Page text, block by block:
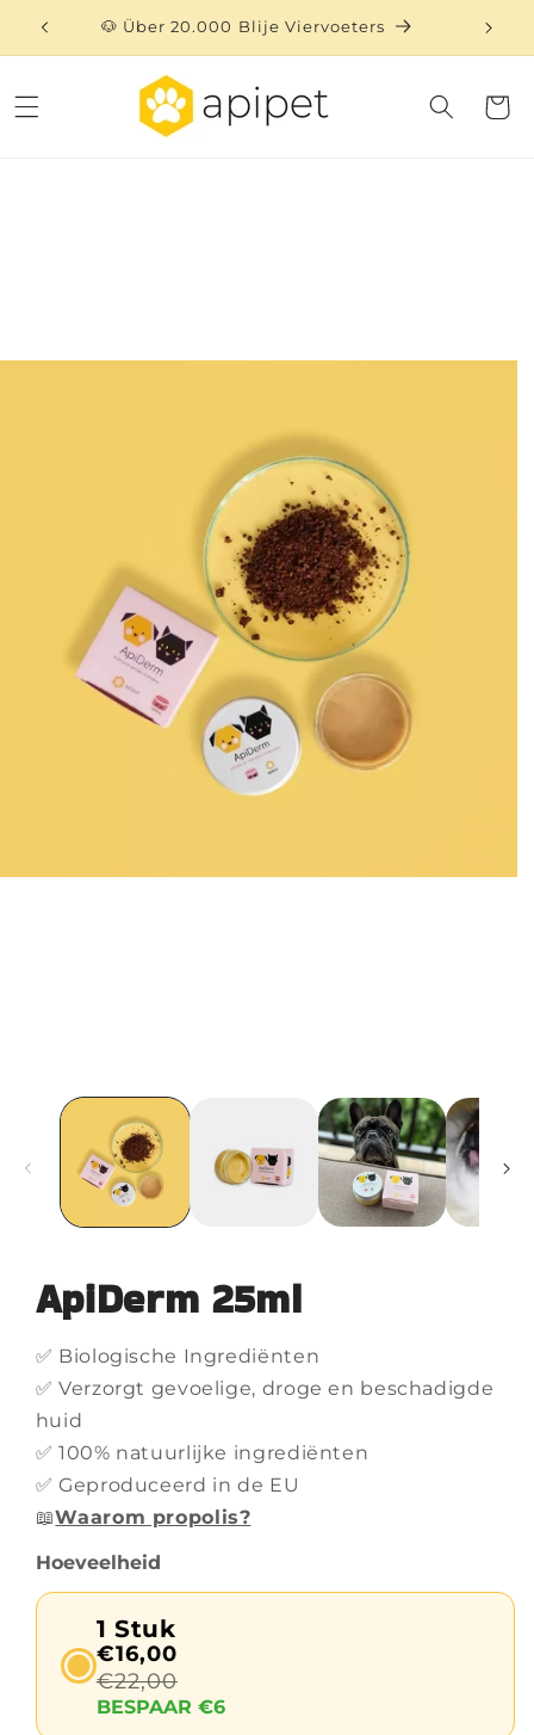
zum
Inhalt
🐶 Über 20.000 Blije Viervoeters
ApiDerm 25ml
✅ Biologische Ingrediënten
✅ Verzorgt gevoelige, droge en beschadigde
huid
✅ 100% natuurlijke ingrediënten
✅ Geproduceerd in de EU
📖Waarom propolis?
Hoeveelheid
1 Stuk
€16,00
€22,00
BESPAAR €6